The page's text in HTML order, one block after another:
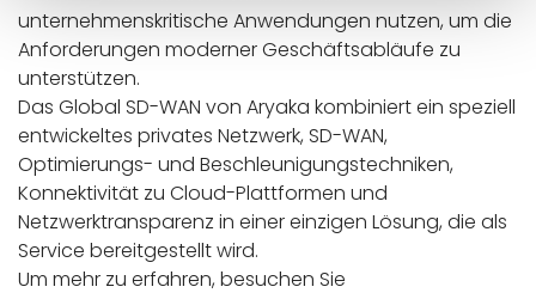
unternehmenskritische Anwendungen nutzen, um die
Anforderungen moderner Geschäftsabläufe zu
unterstützen.
Das Global SD-WAN von Aryaka kombiniert ein speziell
entwickeltes privates Netzwerk, SD-WAN,
Optimierungs- und Beschleunigungstechniken,
Konnektivität zu Cloud-Plattformen und
Netzwerktransparenz in einer einzigen Lösung, die als
Service bereitgestellt wird.
Um mehr zu erfahren, besuchen Sie